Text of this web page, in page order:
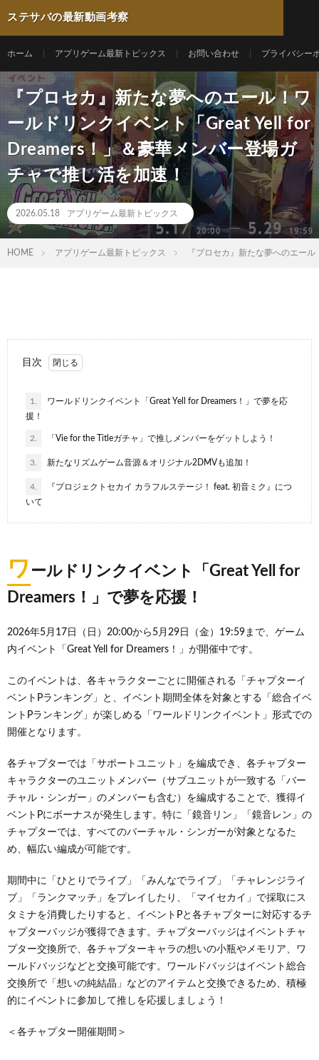
ステサバの最新動画考察
ホーム アプリゲーム最新トピックス お問い合わせ プライバシー
『プロセカ』新たな夢へのエール！ワ
ールドリンクイベント「Great Yell for
Dreamers！」＆豪華メンバー登場ガ
チャで推し活を加速！
2026.05.18 アプリゲーム最新トピックス
HOME アプリゲーム最新トピックス 『プロセカ』新たな夢へのエー
目次
1.
ワールドリンクイベント「Great Yell for Dreamers！」で夢を応
援！
2. 「Vie for the Titleガチャ」で推しメンバーをゲットしよう！
3. 新たなリズムゲーム音源＆オリジナル2DMVも追加！
4.
『プロジェクトセカイ カラフルステージ！ feat. 初音ミク』につ
いて
ワ ールドリンクイベント「Great Yell for
Dreamers！」で夢を応援！
2026年5月17日（日）20:00から5月29日（金）19:59まで、ゲーム
内イベント「Great Yell for Dreamers！」が開催中です。
このイベントは、各キャラクターごとに開催される「チャプターイ
ベントPランキング」と、イベント期間全体を対象とする「総合イベ
ントPランキング」が楽しめる「ワールドリンクイベント」形式での
開催となります。
各チャプターでは「サポートユニット」を編成でき、各チャプター
キャラクターのユニットメンバー（サブユニットが一致する「バー
チャル・シンガー」のメンバーも含む）を編成することで、獲得イ
ベントPにボーナスが発生します。特に「鏡音リン」「鏡音レン」の
チャプターでは、すべてのバーチャル・シンガーが対象となるた
め、幅広い編成が可能です。
期間中に「ひとりでライブ」「みんなでライブ」「チャレンジライ
ブ」「ランクマッチ」をプレイしたり、「マイセカイ」で採取にス
タミナを消費したりすると、イベントPと各チャプターに対応するチ
ャプターバッジが獲得できます。チャプターバッジはイベントチャ
プター交換所で、各チャプターキャラの想いの小瓶やメモリア、ワ
ールドバッジなどと交換可能です。ワールドバッジはイベント総合
交換所で「想いの純結晶」などのアイテムと交換できるため、積極
的にイベントに参加して推しを応援しましょう！
＜各チャプター開催期間＞